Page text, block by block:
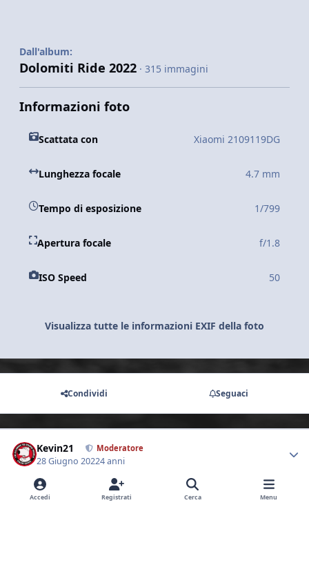
Dall'album:
Dolomiti Ride 2022 · 315 immagini
Informazioni foto
Scattata con Xiaomi 2109119DG
Lunghezza focale 4.7 mm
Tempo di esposizione 1/799
Apertura focale f/1.8
ISO Speed 50
Visualizza tutte le informazioni EXIF della foto
Condividi Seguaci
Kevin21 Moderatore
28 Giugno 20224 anni
Passo Mauria
Accedi Registrati Cerca Menu